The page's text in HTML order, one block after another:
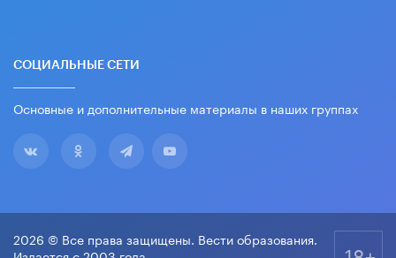
СОЦИАЛЬНЫЕ СЕТИ
Основные и дополнительные материалы в наших группах
2026 © Все права защищены. Вести образования.